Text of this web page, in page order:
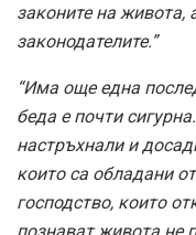
законите на живота,
законодателите.”
“Има още една
беда е почти
настръхнали и
които са обладани
господство, които